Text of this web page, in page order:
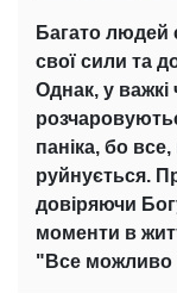
Багато людей
свої сили та
Однак, у важкі
паніка, бо
руйнується.
довіряючи
моменти в
"Все можливо